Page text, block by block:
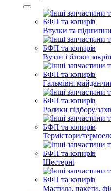
Втулки та
Вузли і блоки
Гальмівні
Ролики підбору/
Термістори/
Шестерні
Мастила, пакети,